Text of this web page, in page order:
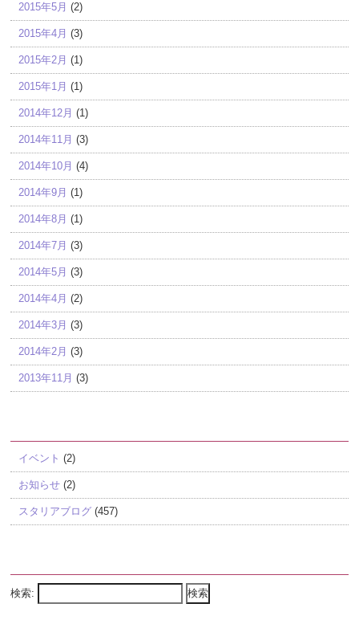
2015年5月 (2)
2015年4月 (3)
2015年2月 (1)
2015年1月 (1)
2014年12月 (1)
2014年11月 (3)
2014年10月 (4)
2014年9月 (1)
2014年8月 (1)
2014年7月 (3)
2014年5月 (3)
2014年4月 (2)
2014年3月 (3)
2014年2月 (3)
2013年11月 (3)
イベント (2)
お知らせ (2)
スタリアブログ (457)
検索: